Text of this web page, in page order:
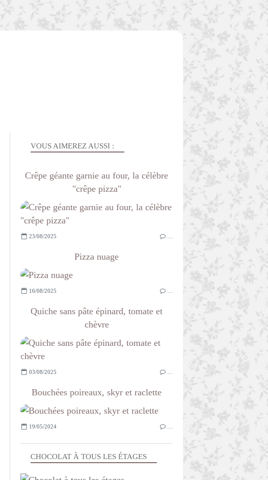
CHOCOLAT À TOUS LES ÉTAGES
VOUS AIMEREZ AUSSI :
Crêpe géante garnie au four, la célèbre
"crêpe pizza"
23/08/2025
Pizza nuage
16/08/2025
Quiche sans pâte épinard, tomate et
chèvre
03/08/2025
Bouchées poireaux, skyr et raclette
19/05/2024